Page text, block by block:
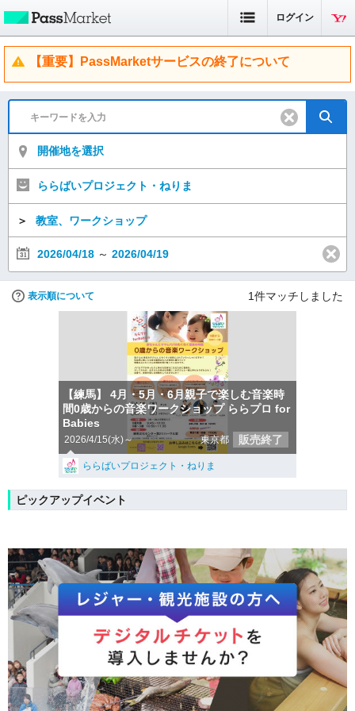
ログイン
【重要】PassMarketサービスの終了について
開催地を選択
ららばいプロジェクト・ねりま
＞ 教室、ワークショップ
2026/04/18 ～ 2026/04/19
表示順について 1件マッチしました
【練馬】 4月・5月・6月親子で楽しむ音楽時
間0歳からの音楽ワークショップ ららプロ for
Babies
2026/4/15(水)～ 東京都 販売終了
ららばいプロジェクト・ねりま
ピックアップイベント